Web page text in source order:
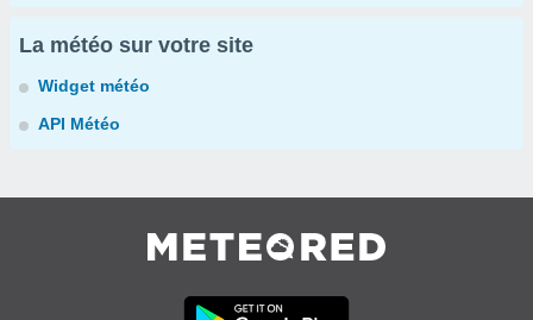
La météo sur votre site
Widget météo
API Météo